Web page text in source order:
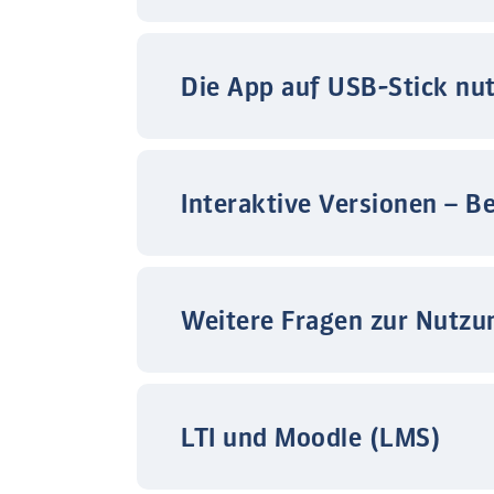
Die App auf USB-Stick
Interaktive Versionen –
Weitere Fragen zur
LTI und Moodle (LMS)